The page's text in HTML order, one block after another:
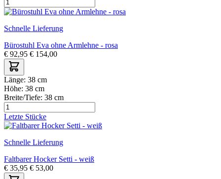
Schnelle Lieferung
Bürostuhl Eva ohne Armlehne - rosa
€ 92,95 € 154,00
Länge: 38 cm
Höhe: 38 cm
Breite/Tiefe: 38 cm
Letzte Stücke
Schnelle Lieferung
Faltbarer Hocker Setti - weiß
€ 35,95 € 53,00